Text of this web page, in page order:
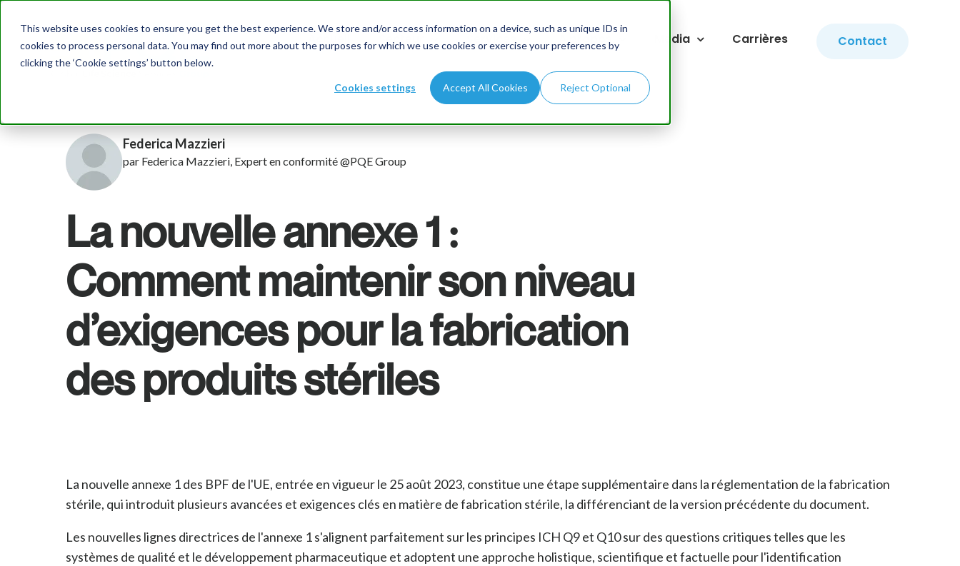
This website uses cookies to ensure you get the best experience. We store and/or access information on a device, such as unique IDs in
cookies to process personal data. You may find out more about the purposes for which we use cookies or exercise your preferences by
clicking the ‘Cookie settings’ button below.
Cookies settings Accept All Cookies Reject Optional
Secteur Services A propos Media Carrières Contact
Federica Mazzieri
par Federica Mazzieri, Expert en conformité @PQE Group
La nouvelle annexe 1 :
Comment maintenir son niveau
d’exigences pour la fabrication
des produits stériles
La nouvelle annexe 1 des BPF de l'UE, entrée en vigueur le 25 août 2023, constitue une étape supplémentaire dans la réglementation de la fabrication
stérile, qui introduit plusieurs avancées et exigences clés en matière de fabrication stérile, la différenciant de la version précédente du document.
Les nouvelles lignes directrices de l'annexe 1 s'alignent parfaitement sur les principes ICH Q9 et Q10 sur des questions critiques telles que les
systèmes de qualité et le développement pharmaceutique et adoptent une approche holistique, scientifique et factuelle pour l'identification